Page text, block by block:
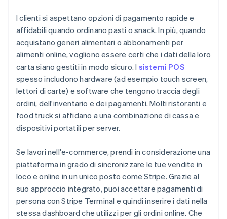
I clienti si aspettano opzioni di pagamento rapide e
affidabili quando ordinano pasti o snack. In più, quando
acquistano generi alimentari o abbonamenti per
alimenti online, vogliono essere certi che i dati della loro
carta siano gestiti in modo sicuro. I sistemi POS
spesso includono hardware (ad esempio touch screen,
lettori di carte) e software che tengono traccia degli
ordini, dell'inventario e dei pagamenti. Molti ristoranti e
food truck si affidano a una combinazione di cassa e
dispositivi portatili per server.
Se lavori nell'e-commerce, prendi in considerazione una
piattaforma in grado di sincronizzare le tue vendite in
loco e online in un unico posto come Stripe. Grazie al
suo approccio integrato, puoi accettare pagamenti di
persona con Stripe Terminal e quindi inserire i dati nella
stessa dashboard che utilizzi per gli ordini online. Che